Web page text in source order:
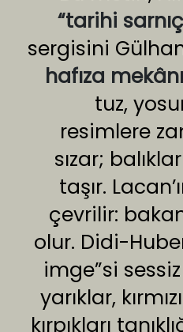
“tarihi
sergisini
hafıza mekânı
tuz,
resimlere
sızar;
taşır.
çevrilir:
olur. Didi-
imge”si
yarıklar,
kırpıkları